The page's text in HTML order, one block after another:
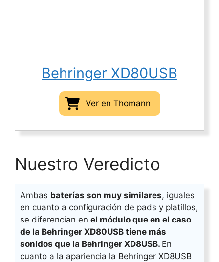
Behringer XD80USB
Ver en Thomann
Nuestro Veredicto
Ambas baterías son muy similares, iguales
en cuanto a configuración de pads y platillos,
se diferencian en el módulo que en el caso
de la Behringer XD80USB tiene más
sonidos que la Behringer XD8USB. En
cuanto a la apariencia la Behringer XD8USB